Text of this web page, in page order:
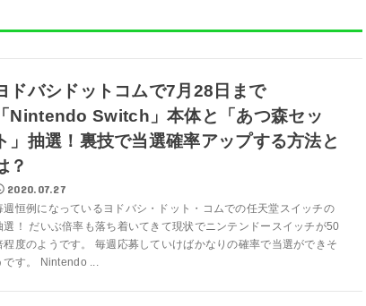
ドバシドットコムで7月28日まで
Nintendo Switch」本体と「あつ森セッ
」抽選！裏技で当選確率アップする方法と
？
2020.07.27
週恒例になっているヨドバシ・ドット・コムでの任天堂スイッチの
選！ だいぶ倍率も落ち着いてきて現状でニンテンドースイッチが50
程度のようです。 毎週応募していけばかなりの確率で当選ができそ
です。 Nintendo ...